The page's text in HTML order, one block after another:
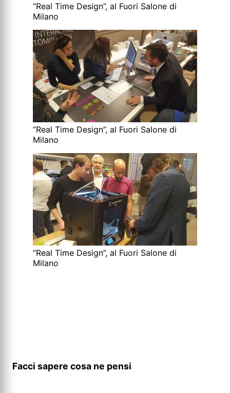
“Real Time Design”, al Fuori Salone di
Milano
“Real Time Design”, al Fuori Salone di
Milano
“Real Time Design”, al Fuori Salone di
Milano
Facci sapere cosa ne pensi